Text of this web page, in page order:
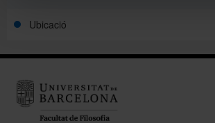
Ubicació